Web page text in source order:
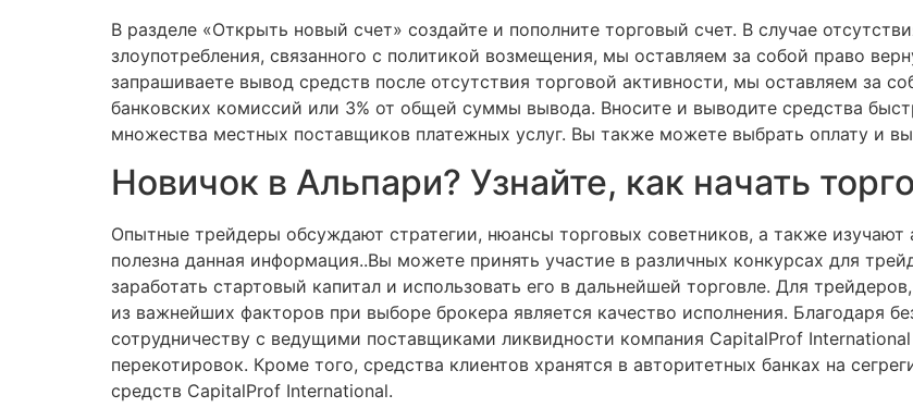
В разделе «Открыть новый счет» создайте и пополните торговый счет. В случае
злоупотребления, связанного с политикой возмещения, мы оставляем за собой право
запрашиваете вывод средств после отсутствия торговой активности, мы оставляем за
банковских комиссий или 3% от общей суммы вывода. Вносите и выводите средства
множества местных поставщиков платежных услуг. Вы также можете выбрать оплату и
Новичок в Альпари? Узнайте, как начать
Опытные трейдеры обсуждают стратегии, нюансы торговых советников, а также
полезна данная информация..Вы можете принять участие в различных конкурсах для
заработать стартовый капитал и использовать его в дальнейшей торговле. Для
из важнейших факторов при выборе брокера является качество исполнения. Благодаря
сотрудничеству с ведущими поставщиками ликвидности компания CapitalProf
перекотировок. Кроме того, средства клиентов хранятся в авторитетных банках на
средств CapitalProf International.